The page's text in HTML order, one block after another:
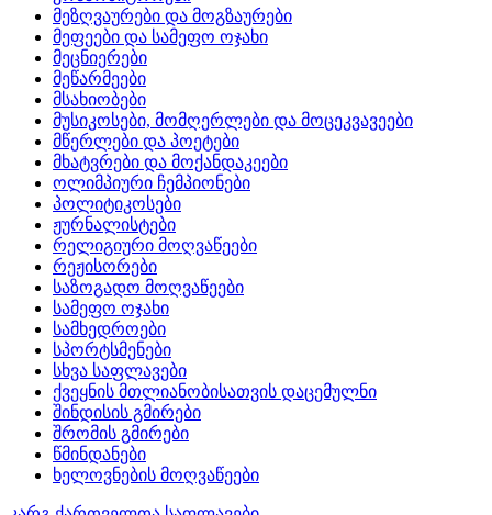
მეზღვაურები და მოგზაურები
მეფეები და სამეფო ოჯახი
მეცნიერები
მეწარმეები
მსახიობები
მუსიკოსები, მომღერლები და მოცეკვავეები
მწერლები და პოეტები
მხატვრები და მოქანდაკეები
ოლიმპიური ჩემპიონები
პოლიტიკოსები
ჟურნალისტები
რელიგიური მოღვაწეები
რეჟისორები
საზოგადო მოღვაწეები
სამეფო ოჯახი
სამხედროები
სპორტსმენები
სხვა საფლავები
ქვეყნის მთლიანობისათვის დაცემულნი
შინდისის გმირები
შრომის გმირები
წმინდანები
ხელოვნების მოღვაწეები